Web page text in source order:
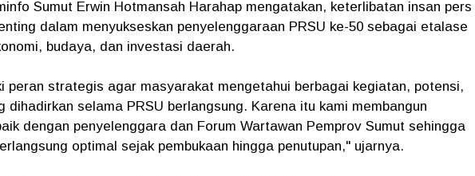
Sumut Erwin Hotmansah Harahap mengatakan, keterlibatan insan pers
dalam menyukseskan penyelenggaraan PRSU ke-50 sebagai etalase
budaya, dan investasi daerah.
peran strategis agar masyarakat mengetahui berbagai kegiatan, potensi,
dihadirkan selama PRSU berlangsung. Karena itu kami membangun
dengan penyelenggara dan Forum Wartawan Pemprov Sumut sehingga
optimal sejak pembukaan hingga penutupan," ujarnya.